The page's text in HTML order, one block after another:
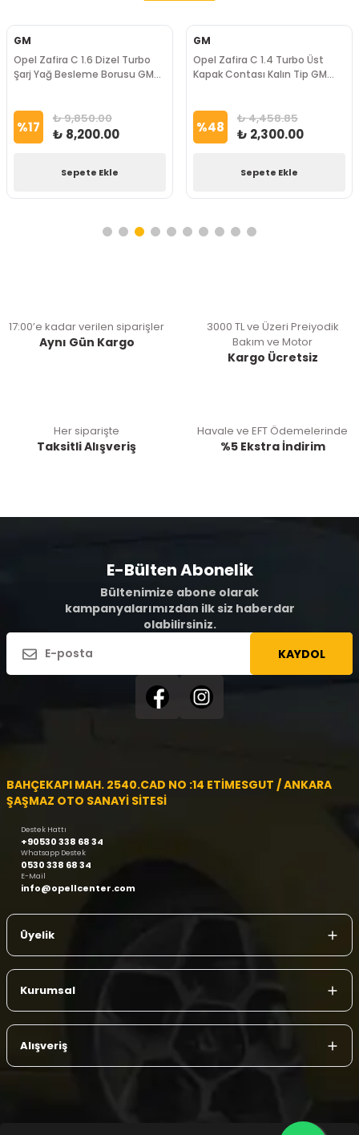
GM
Opel Zafira C 1.6 Dizel Turbo
Şarj Yağ Besleme Borusu GM
%17 ₺ 9,850.00
₺ 8,200.00
Sepete Ekle
GM
Opel Zafira C 1.4 Turbo Üst
Kapak Contası Kalın Tip GM
%48 ₺ 4,458.85
₺ 2,300.00
Sepete Ekle
17:00’e kadar verilen siparişler
Aynı Gün Kargo
3000 TL ve Üzeri Preiyodik
Bakım ve Motor
Kargo Ücretsiz
Her siparişte
Taksitli Alışveriş
Havale ve EFT Ödemelerinde
%5 Ekstra İndirim
E-Bülten Abonelik
Bültenimize abone olarak
kampanyalarımızdan ilk siz haberdar
olabilirsiniz.
KAYDOL
BAHÇEKAPI MAH. 2540.CAD NO :14 ETİMESGUT / ANKARA
ŞAŞMAZ OTO SANAYİ SİTESİ
Destek Hattı
+90530 338 68 34
Whatsapp Destek
0530 338 68 34
E-Mail
info@opellcenter.com
Üyelik
Kurumsal
Alışveriş